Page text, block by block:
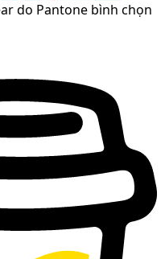
do Pantone bình chọn